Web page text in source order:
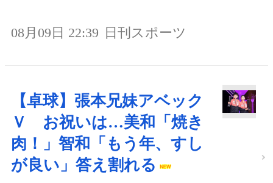
08月09日 22:39 日刊スポーツ
【卓球】張本兄妹アベック
Ｖ お祝いは…美和「焼き
肉！」智和「もう年、すし
が良い」答え割れる